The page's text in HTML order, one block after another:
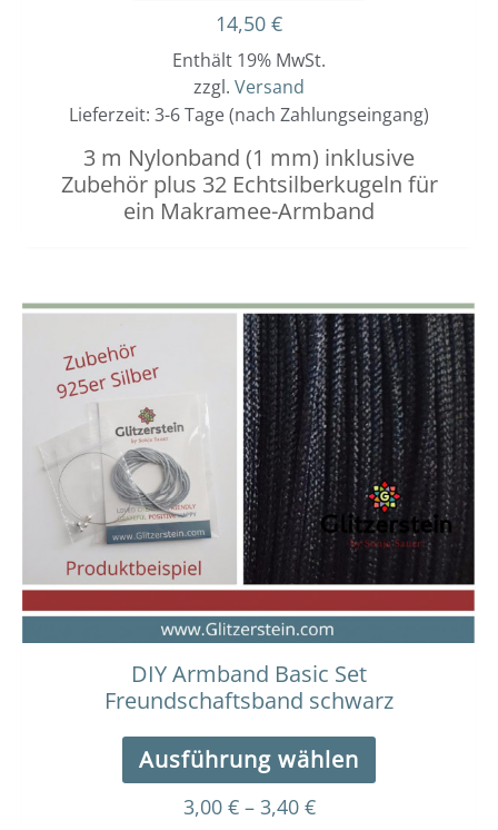
14,50 €
Enthält 19% MwSt.
zzgl. Versand
Lieferzeit: 3-6 Tage (nach Zahlungseingang)
3 m Nylonband (1 mm) inklusive
Zubehör plus 32 Echtsilberkugeln für
ein Makramee-Armband
DIY Armband Basic Set
Freundschaftsband schwarz
Ausführung wählen
Dieses
Produkt
weist
mehrere
Varianten
auf.
Die
Optionen
können
auf
der
3,00 € – 3,40 €
Preisspanne:
3,00 €
bis
3,40 €